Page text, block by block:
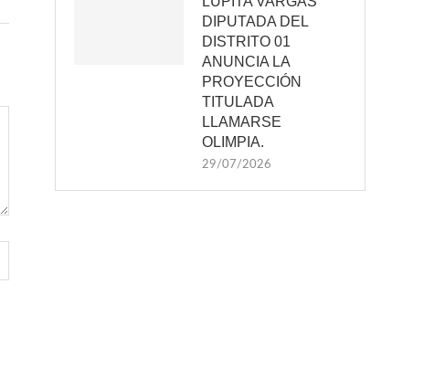
DIPUTADA DEL
DISTRITO 01
ANUNCIA LA
PROYECCIÓN
TITULADA
LLAMARSE
OLIMPIA.
29/07/2026